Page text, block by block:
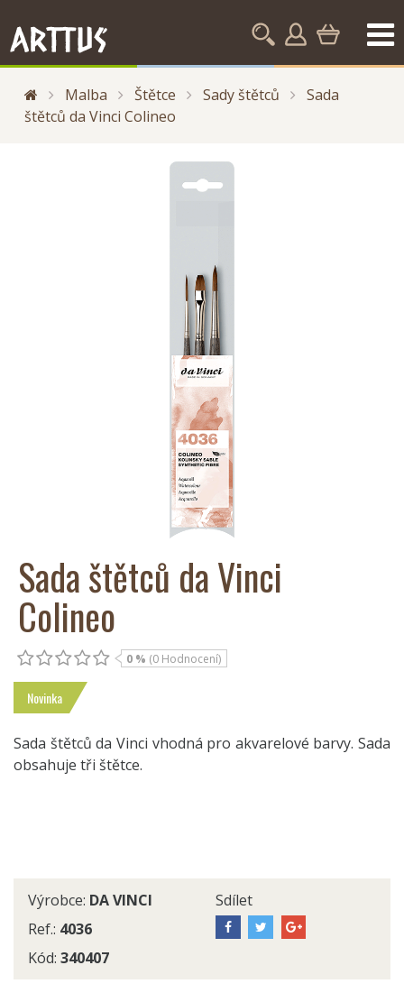
Malba Štětce Sady štětců
Sada
štětců da Vinci Colineo
Sada štětců da Vinci
Colineo
0 % (0 Hodnocení)
Novinka
Sada štětců da Vinci vhodná pro akvarelové barvy. Sada
obsahuje tři štětce.
Výrobce: DA VINCI
Ref.: 4036
Kód: 340407
Sdílet